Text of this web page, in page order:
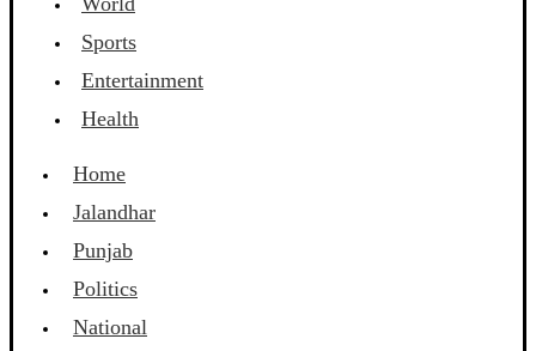
Sports
Entertainment
Health
Home
Jalandhar
Punjab
Politics
National